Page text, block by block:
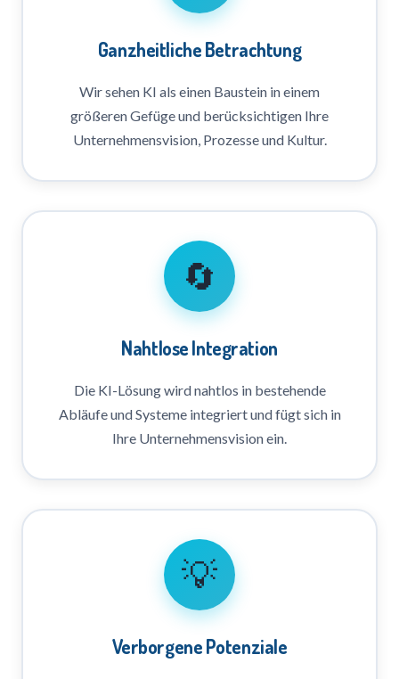
Ganzheitliche Betrachtung
Wir sehen KI als einen Baustein in einem
größeren Gefüge und berücksichtigen Ihre
Unternehmensvision, Prozesse und Kultur.
🔄
Nahtlose Integration
Die KI-Lösung wird nahtlos in bestehende
Abläufe und Systeme integriert und fügt sich in
Ihre Unternehmensvision ein.
💡
Verborgene Potenziale